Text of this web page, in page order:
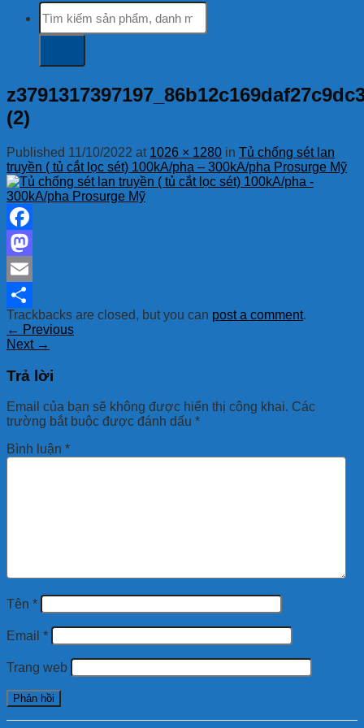
Tìm
kiếm:
(2)
Published 11/10/2022 at 1026 × 1280 in Tủ chống sét lan
truyền ( tủ cắt lọc sét) 100kA/pha – 300kA/pha Prosurge Mỹ
Facebook
Mastodon
Email
Share
Trackbacks are closed, but you can post a comment.
← Previous
Next →
Trả lời
Email của bạn sẽ không được hiển thị công khai. Các
trường bắt buộc được đánh dấu *
Bình luận *
Tên *
Email *
Trang web